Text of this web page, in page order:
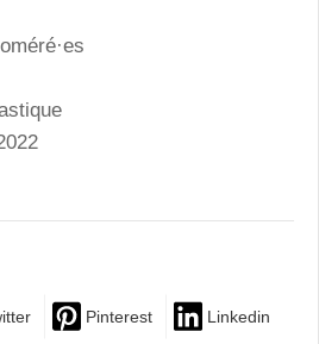
Pinterest Linkedin